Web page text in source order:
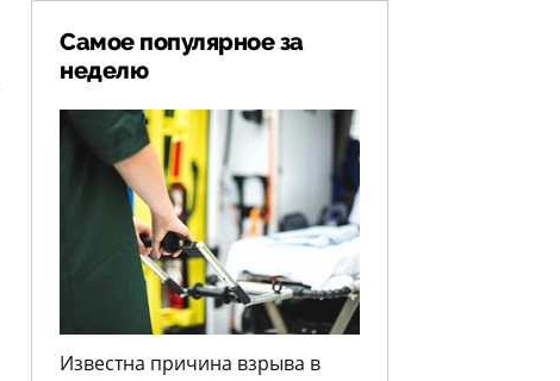
Самое популярное за
неделю
Известна причина взрыва в